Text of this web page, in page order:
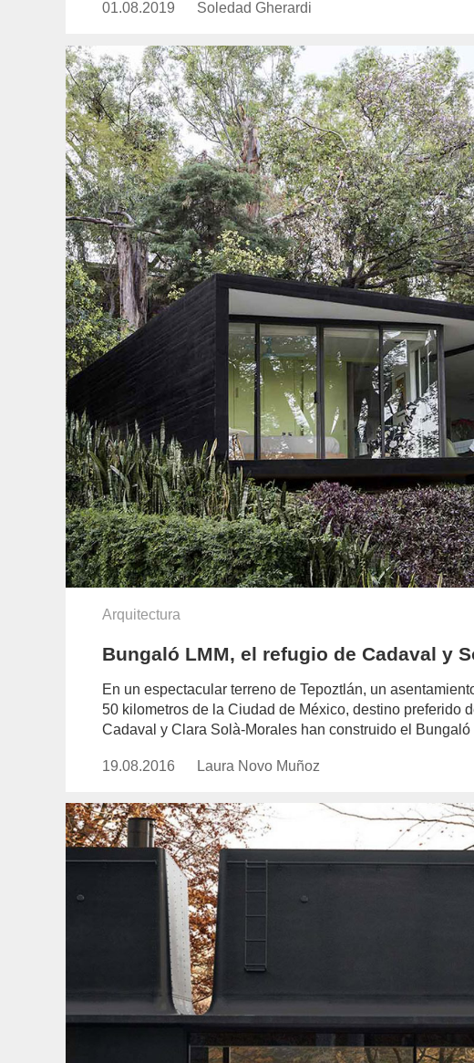
Publicado
01.08.2019
https://www.experimenta.es/author/
Soledad Gherardi
Arquitectura
Bungaló LMM, el refugio de Cadaval y
En un espectacular terreno de Tepoztlán, un
50 kilometros de la Ciudad de México, destino preferido
Cadaval y Clara Solà-Morales han construido el Bungaló
Publicado
19.08.2016
https://www.experimenta.es/author/laura-
munoz/
Laura Novo Muñoz